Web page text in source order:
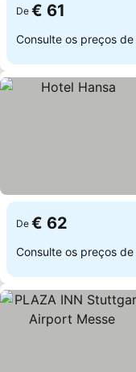
De € 61
Consulte os preços de
De € 62
Consulte os preços de